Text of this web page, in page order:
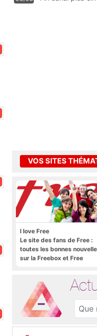
VOS SITES
I love Free
Le site des fans de Free :
toutes les bonnes
sur la Freebox et Free